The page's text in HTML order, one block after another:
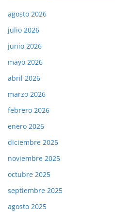
agosto 2026
julio 2026
junio 2026
mayo 2026
abril 2026
marzo 2026
febrero 2026
enero 2026
diciembre 2025
noviembre 2025
octubre 2025
septiembre 2025
agosto 2025